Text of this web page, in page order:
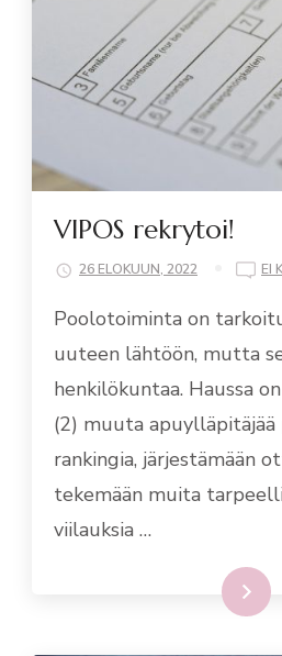
VIPOS rekrytoi!
26 ELOKUUN, 2022 EI
Poolotoiminta on
uuteen lähtöön, mutta
henkilökuntaa. Haussa
(2) muuta
rankingia, järjestämään
tekemään muita
viilauksia …
Lue lisää